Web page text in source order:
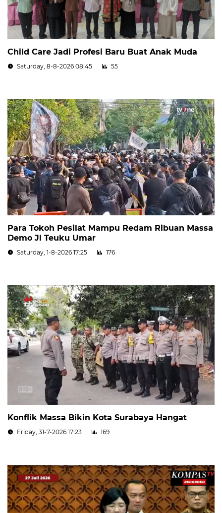
Child Care Jadi Profesi Baru Buat Anak Muda
Saturday, 8-8-2026 08:45 55
Para Tokoh Pesilat Mampu Redam Ribuan Massa
Demo Jl Teuku Umar
Saturday, 1-8-2026 17:25 176
Konflik Massa Bikin Kota Surabaya Hangat
Friday, 31-7-2026 17:23 169